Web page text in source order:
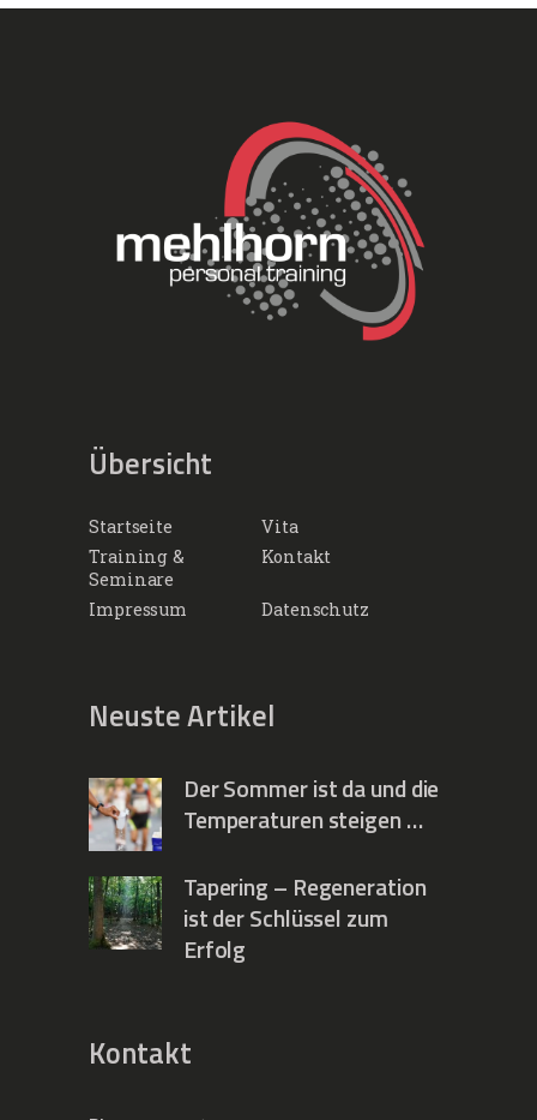
Übersicht
Startseite
Vita
Training &
Seminare
Kontakt
Impressum Datenschutz
Neuste Artikel
Der Sommer ist da und die
Temperaturen steigen …
Tapering – Regeneration
ist der Schlüssel zum
Erfolg
Kontakt